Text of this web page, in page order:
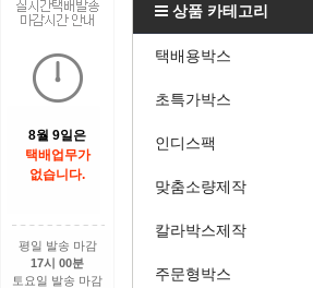
8월 9일은
택배업무가
없습니다.
평일 발송 마감
17시 00분
토요일 발송 마감
상품 카테고리
택배용박스
초특가박스
인디스팩
맞춤소량제작
칼라박스제작
주문형박스